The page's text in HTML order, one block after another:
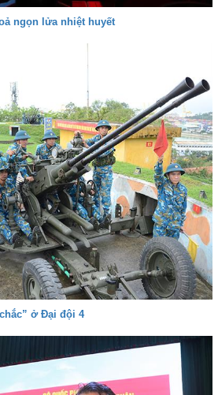
ngọn lửa nhiệt huyết
ở Đại đội 4